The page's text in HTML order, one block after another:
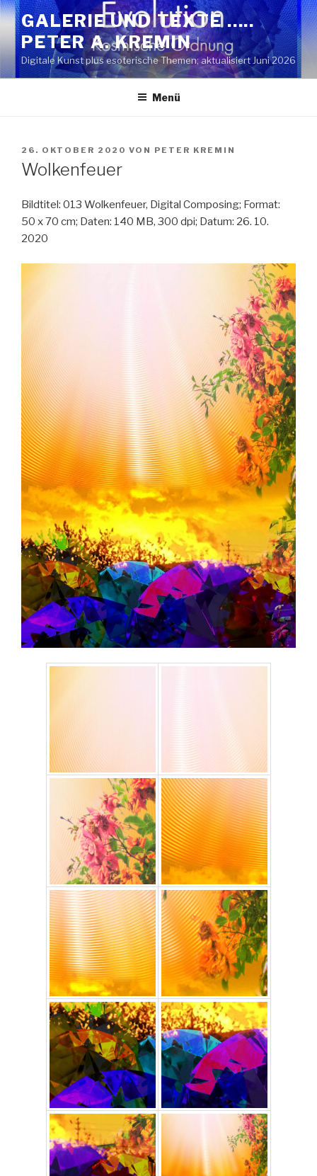
Zum
Inhalt
springen
GALERIE UND TEXTE …..
PETER A. KREMIN
Digitale Kunst plus esoterische Themen; aktualisiert Juni 2026
Menü
VERÖFFENTLICHT
AM
26. OKTOBER 2020 VON PETER KREMIN
Wolkenfeuer
Bildtitel: 013 Wolkenfeuer, Digital Composing; Format:
50 x 70 cm; Daten: 140 MB, 300 dpi; Datum: 26. 10.
2020